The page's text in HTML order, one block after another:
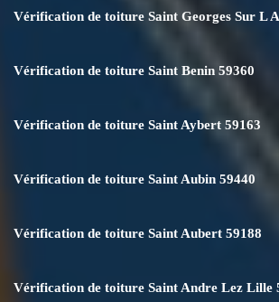
Vérification de toiture Saint Georges Sur L
Vérification de toiture Saint Benin 59360
Vérification de toiture Saint Aybert 59163
Vérification de toiture Saint Aubin 59440
Vérification de toiture Saint Aubert 59188
Vérification de toiture Saint Andre Lez Lille